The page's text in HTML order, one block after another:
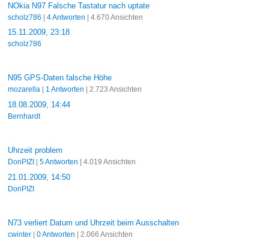
NOkia N97 Falsche Tastatur nach uptate
scholz786 4 Antworten | 4.670 Ansichten
15.11.2009, 23:18
scholz786
N95 GPS-Daten falsche Höhe
mozarella 1 Antworten | 2.723 Ansichten
18.08.2009, 14:44
Bernhardt
Uhrzeit problem
DonPIZI 5 Antworten | 4.019 Ansichten
21.01.2009, 14:50
DonPIZI
N73 verliert Datum und Uhrzeit beim Ausschalten
cwinter| 0 Antworten | 2.066 Ansichten